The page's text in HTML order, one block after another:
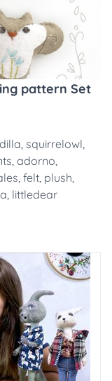
pattern Set
, squirrelowl,
, adorno,
, felt, plush,
, littledear